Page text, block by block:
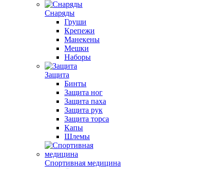
Снаряды
Груши
Крепежи
Манекены
Мешки
Наборы
Защита
Бинты
Защита ног
Защита паха
Защита рук
Защита торса
Капы
Шлемы
Спортивная медицина